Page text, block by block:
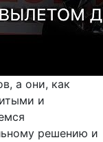
а они, как
и
решению и